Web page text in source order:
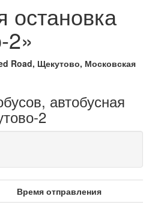
остановка
2»
Road, Щекутово, Московская
автобусная
2
Время отправления